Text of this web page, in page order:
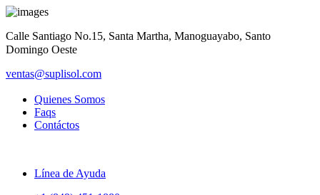
Calle Santiago No.15, Santa Martha, Manoguayabo, Santo
Domingo Oeste
ventas@suplisol.com
Quienes Somos
Faqs
Contáctos
Línea de Ayuda